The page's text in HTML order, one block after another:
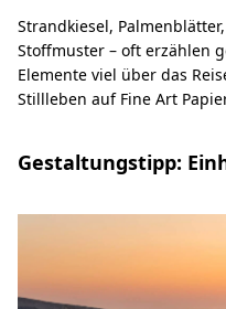
Strandkiesel,
Stoffmuster – oft erzählen
Elemente viel über das
Stillleben auf Fine Art
Gestaltungstipp: